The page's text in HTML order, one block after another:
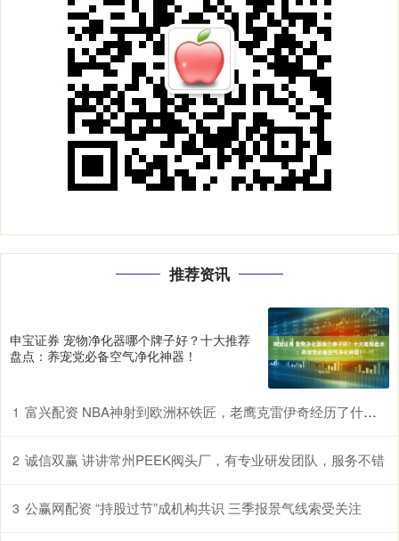
推荐资讯
申宝证券 宠物净化器哪个牌子好？十大推荐
盘点：养宠党必备空气净化神器！
1 富兴配资 NBA神射到欧洲杯铁匠，老鹰克雷伊奇经历了什么？
2 诚信双赢 讲讲常州PEEK阀头厂，有专业研发团队，服务不错
3 公赢网配资 “持股过节”成机构共识 三季报景气线索受关注